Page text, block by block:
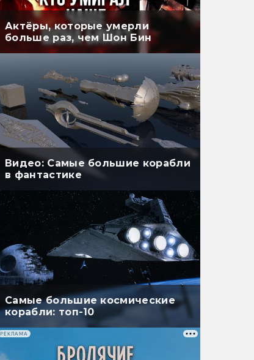
Актёры, которые умерли
больше раз, чем Шон Бин
Видео: Самые большие корабли
в фантастике
Самые большие космические
корабли: топ-10
РЕКЛАМА